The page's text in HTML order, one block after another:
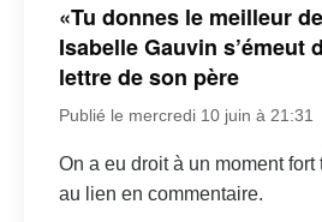
«Tu donnes le meilleur
Isabelle Gauvin s’émeut
lettre de son père
Publié le mercredi 10 juin à 21:31
On a eu droit à un moment fort
au lien en commentaire.